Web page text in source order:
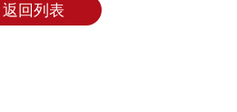
返回列表